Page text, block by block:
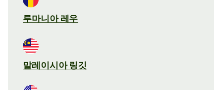
루마니아 레우
말레이시아 링깃